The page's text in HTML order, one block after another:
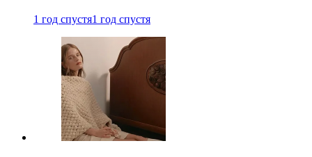
1 год спустя1 год спустя